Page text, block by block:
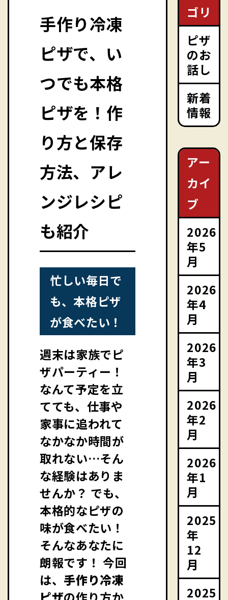
手作り冷凍
ピザで、い
つでも本格
ピザを！作
り方と保存
方法、アレ
ンジレシピ
も紹介
忙しい毎日で
も、本格ピザ
が食べたい！
週末は家族でピ
ザパーティー！
なんて予定を立
てても、仕事や
家事に追われて
なかなか時間が
取れない…そん
な経験はありま
せんか？ でも、
本格的なピザの
味が食べたい！
そんなあなたに
朗報です！ 今回
は、 手作り冷凍
ゴリ
ピザ
のお
話し
新着
情報
アー
カイ
ブ
2026
年5
月
2026
年4
月
2026
年3
月
2026
年2
月
2026
年1
月
2025
年
12
月
2025